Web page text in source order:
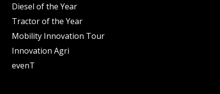
Diesel of the Year
Tractor of the Year
Mobility Innovation Tour
Innovation Agri
evenT